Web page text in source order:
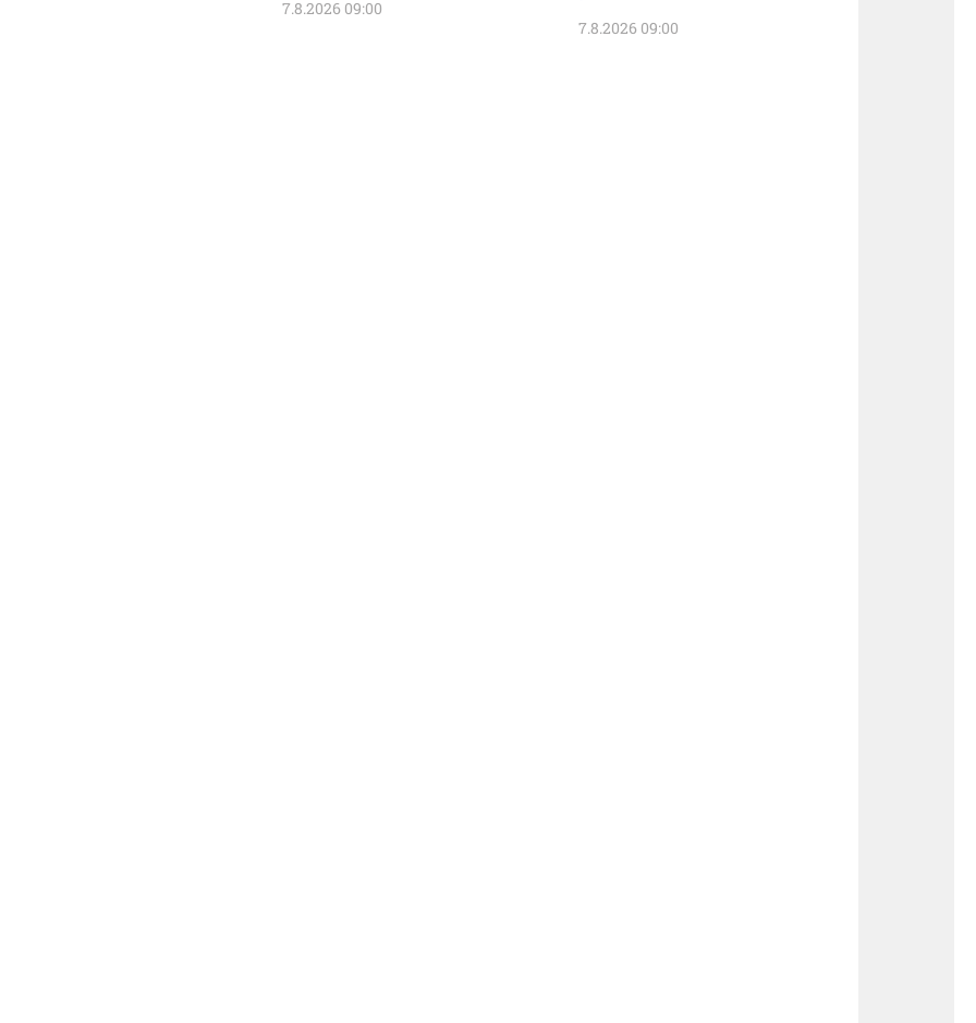
7.8.2026 09:00
7.8.2026 09:00